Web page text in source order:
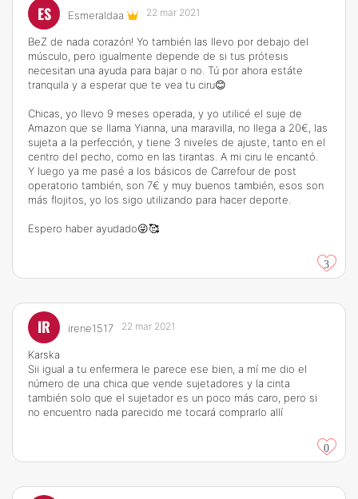
ES Esmeraldaa 22 mar 2021
BeZ de nada corazón! Yo también las llevo por debajo del
músculo, pero igualmente depende de si tus prótesis
necesitan una ayuda para bajar o no. Tú por ahora estáte
tranquila y a esperar que te vea tu ciru😊
Chicas, yo llevo 9 meses operada, y yo utilicé el suje de
Amazon que se llama Yianna, una maravilla, no llega a 20€, las
sujeta a la perfección, y tiene 3 niveles de ajuste, tanto en el
centro del pecho, como en las tirantas. A mi ciru le encantó.
Y luego ya me pasé a los básicos de Carrefour de post
operatorio también, son 7€ y muy buenos también, esos son
más flojitos, yo los sigo utilizando para hacer deporte.
Espero haber ayudado😜🥰
3
IR irene1517 22 mar 2021
Karska
Sii igual a tu enfermera le parece ese bien, a mí me dio el
número de una chica que vende sujetadores y la cinta
también solo que el sujetador es un poco más caro, pero si
no encuentro nada parecido me tocará comprarlo allí
0